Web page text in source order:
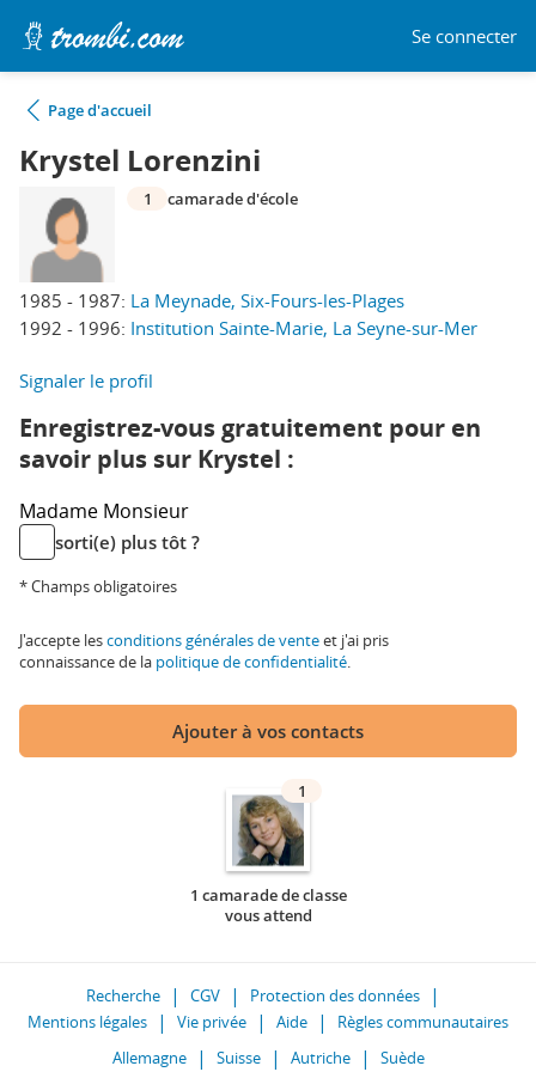
Se connecter
Page d'accueil
Krystel Lorenzini
1985 - 1987: La Meynade, Six-Fours-les-Plages
1992 - 1996: Institution Sainte-Marie, La Seyne-sur-Mer
1 camarade d'école
Signaler le profil
Enregistrez-vous gratuitement pour en
savoir plus sur Krystel :
Madame Monsieur
sorti(e) plus tôt ?
* Champs obligatoires
J'accepte lesconditions générales de venteet j'ai pris
connaissance de la politique de confidentialité.
Ajouter à vos contacts
1
1 camarade de classe
vous attend
Recherche CGV
Protection des données
Mentions légales
Vie privée Aide
Règles communautaires
Allemagne
Suisse Autriche Suède